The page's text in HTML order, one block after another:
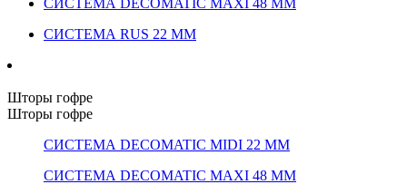
СИСТЕМА DECOMATIC MAXI 48 ММ
СИСТЕМА RUS 22 ММ
Шторы гофре
Шторы гофре
СИСТЕМА DECOMATIC MIDI 22 ММ
СИСТЕМА DECOMATIC MAXI 48 ММ